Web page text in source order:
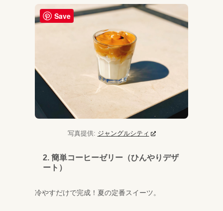
写真提供: ジャングルシティ
2. 簡単コーヒーゼリー（ひんやりデザ
ート）
冷やすだけで完成！夏の定番スイーツ。
Save